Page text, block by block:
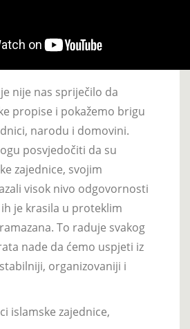
nije nas spriječilo da
propise i pokažemo brigu
narodu i domovini.
posvjedočiti da su
zajednice, svojim
visok nivo odgovornosti
je krasila u proteklim
To raduje svakog
nade da ćemo uspjeti iz
organizovaniji i
islamske zajednice,